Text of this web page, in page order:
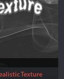
Texture